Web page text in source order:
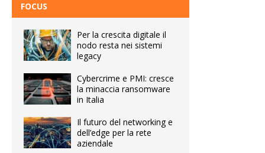
FOCUS
Per la crescita digitale il
nodo resta nei sistemi
legacy
Cybercrime e PMI: cresce
la minaccia ransomware
in Italia
Il futuro del networking e
dell’edge per la rete
aziendale